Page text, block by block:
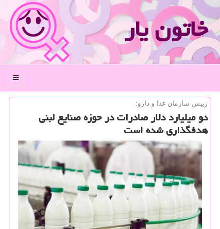
خاتون یار
منو
رییس سازمان غذا و دارو:
دو میلیارد دلار صادرات در حوزه صنایع لبنی
هدفگذاری شده است